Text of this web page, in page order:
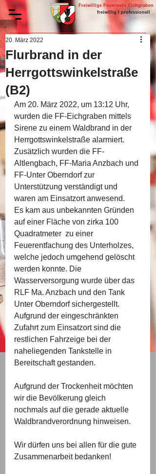
Freiwillige Feuerwehr Eichgraben
freiwillig I professionell
Flurbrand in der
Herrgottswinkelstraße
(B2)
20. März 2022
Am 20. März 2022, um 13:12 Uhr,
wurden die FF-Eichgraben mittels
Sirene zu einem Waldbrand in der
Herrgottswinkelstraße alarmiert.
Zusätzlich wurden die FF-
Altlengbach, FF-Maria Anzbach und
FF-Unter Oberndorf zur
Unterstützung verständigt und
waren am Einsatzort anwesend.
Es kam aus unbekannten Gründen
auf einer Fläche von zirka 100
Quadratmeter  zu einer
Feuerentfachung des Unterholzes,
welche jedoch umgehend gelöscht
werden konnte. Die
Wasserversorgung wurde über das
RLF Ma. Anzbach und den Tank
Unter Oberndorf sichergestellt.
Aufgrund der eingeschränkten
Zufahrt zum Einsatzort sind die
restlichen Fahrzeige bei der
naheliegenden Tankstelle in
Bereitschaft gestanden.
Aufgrund der Trockenheit möchten
wir die Bevölkerung gleich
nochmals auf die gerade aktuelle
Waldbrandverordnung hinweisen.
Wir dürfen uns bei allen für die gute
Zusammenarbeit bedanken!